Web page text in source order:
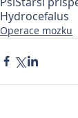
Hydrocefalus
Operace mozku